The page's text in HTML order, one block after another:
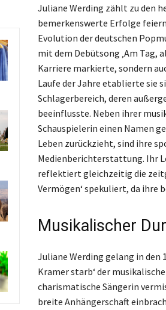
Juliane Werding zählt zu den
bemerkenswerte Erfolge
Evolution der deutschen
mit dem Debütsong ‚Am Tag,
Karriere markierte, sondern
Laufe der Jahre etablierte sie
Schlagerbereich, deren
beeinflusste. Neben ihrer
Schauspielerin einen Namen
Leben zurückzieht, sind ihre
Medienberichterstattung. Ihr
reflektiert gleichzeitig die
Vermögen‘ spekuliert, da ihre
Musikalischer
Juliane Werding gelang in den
Kramer starb‘ der
charismatische Sängerin
breite Anhängerschaft